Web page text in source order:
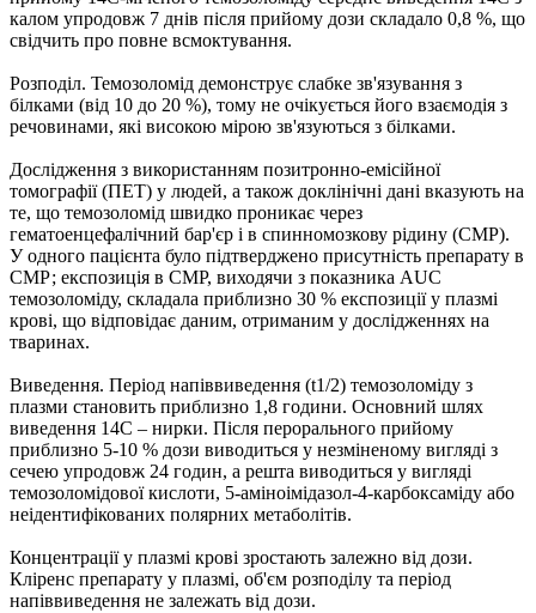
калом упродовж 7 днів після прийому дози складало 0,8 %, що
свідчить про повне всмоктування.
Розподіл. Темозоломід демонструє слабке зв'язування з
білками (від 10 до 20 %), тому не очікується його взаємодія з
речовинами, які високою мірою зв'язуються з білками.
Дослідження з використанням позитронно-емісійної
томографії (ПЕТ) у людей, а також доклінічні дані вказують на
те, що темозоломід швидко проникає через
гематоенцефалічний бар'єр і в спинномозкову рідину (СМР).
У одного пацієнта було підтверджено присутність препарату в
СМР; експозиція в СМР, виходячи з показника AUC
темозоломіду, складала приблизно 30 % експозиції у плазмі
крові, що відповідає даним, отриманим у дослідженнях на
тваринах.
Виведення. Період напіввиведення (t1/2) темозоломіду з
плазми становить приблизно 1,8 години. Основний шлях
виведення 14С – нирки. Після перорального прийому
приблизно 5-10 % дози виводиться у незміненому вигляді з
сечею упродовж 24 годин, а решта виводиться у вигляді
темозоломідової кислоти, 5-аміноімідазол-4-карбоксаміду або
неідентифікованих полярних метаболітів.
Концентрації у плазмі крові зростають залежно від дози.
Кліренс препарату у плазмі, об'єм розподілу та період
напіввиведення не залежать від дози.